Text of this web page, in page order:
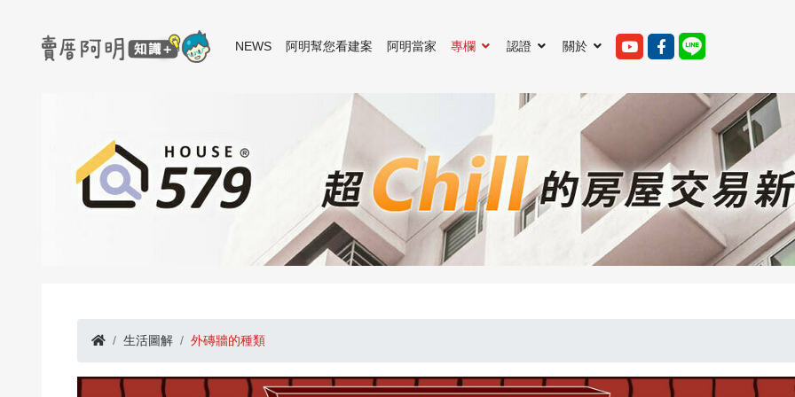
NEWS 阿明幫您看建案 阿明當家 專欄 認證 關於
生活圖解 外磚牆的種類